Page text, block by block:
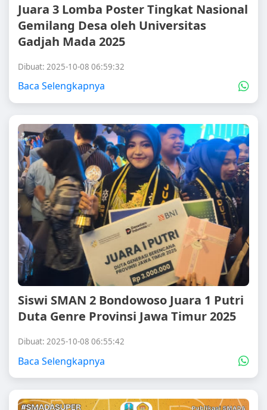
Juara 3 Lomba Poster Tingkat Nasional
Gemilang Desa oleh Universitas
Gadjah Mada 2025
Dibuat: 2025-10-08 06:59:32
Baca Selengkapnya
Siswi SMAN 2 Bondowoso Juara 1 Putri
Duta Genre Provinsi Jawa Timur 2025
Dibuat: 2025-10-08 06:55:42
Baca Selengkapnya